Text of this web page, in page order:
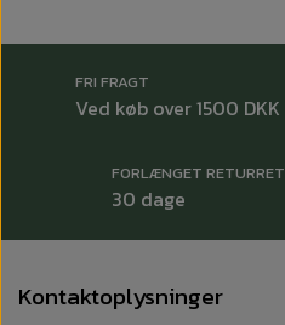
FRI FRAGT
Ved køb over 1500 DKK
FORLÆNGET RETURRET
30 dage
Kontaktoplysninger